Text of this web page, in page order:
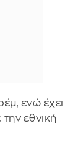
ενώ έχει
εθνική